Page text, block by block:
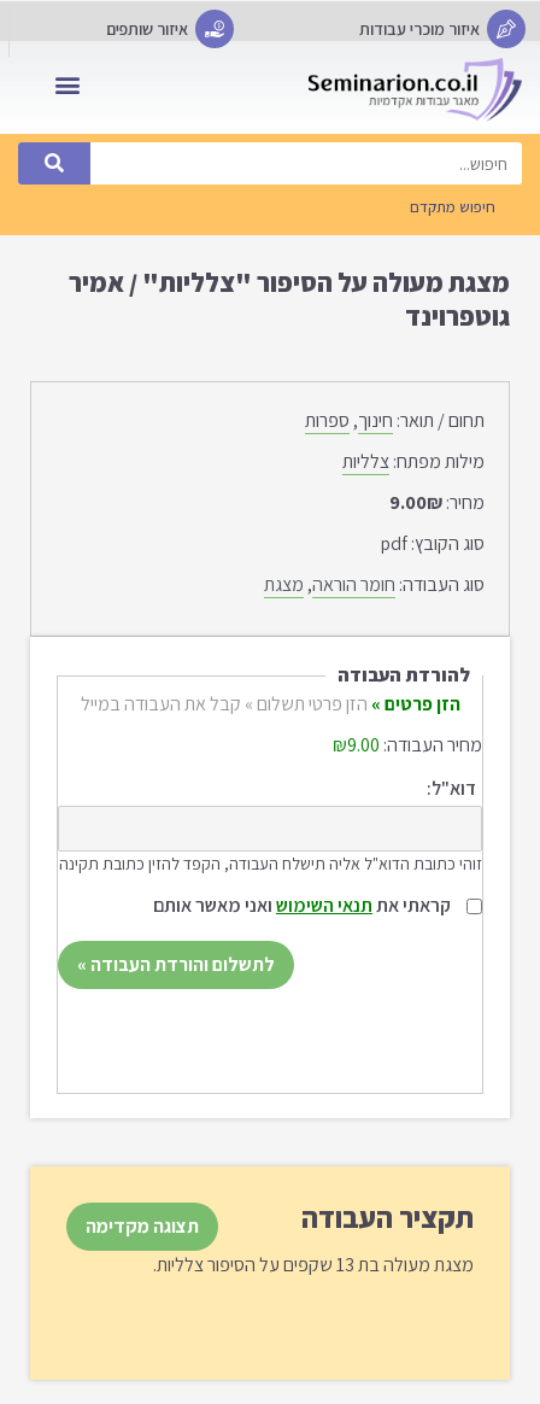
איזור מוכרי עבודות איזור שותפים
חיפוש מתקדם
מצגת מעולה על הסיפור "צלליות" / אמיר
גוטפרוינד
תחום / תואר: חינוך, ספרות
מילות מפתח:צלליות
מחיר:9.00₪
סוג הקובץ:pdf
סוג העבודה: חומר הוראה, מצגת
להורדת העבודה
הזן פרטים » הזן פרטי תשלום » קבל את העבודה במייל
תקציר העבודה
תצוגה מקדימה
מצגת מעולה בת 13 שקפים על הסיפור צלליות.